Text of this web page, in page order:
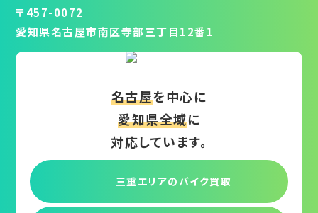
〒457-0072
愛知県名古屋市南区寺部三丁目12番1
名古屋を中心に
愛知県全域に
対応しています。
三重エリアのバイク買取